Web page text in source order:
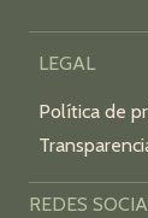
LEGAL
Política de
REDES